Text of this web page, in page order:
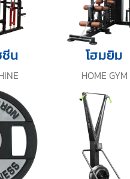
น
HOME GYM
โฮมยิม